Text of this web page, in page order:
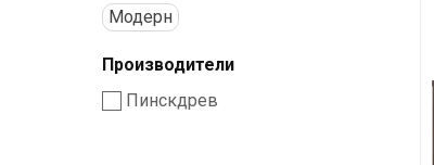
Модерн
Производители
Пинскдрев